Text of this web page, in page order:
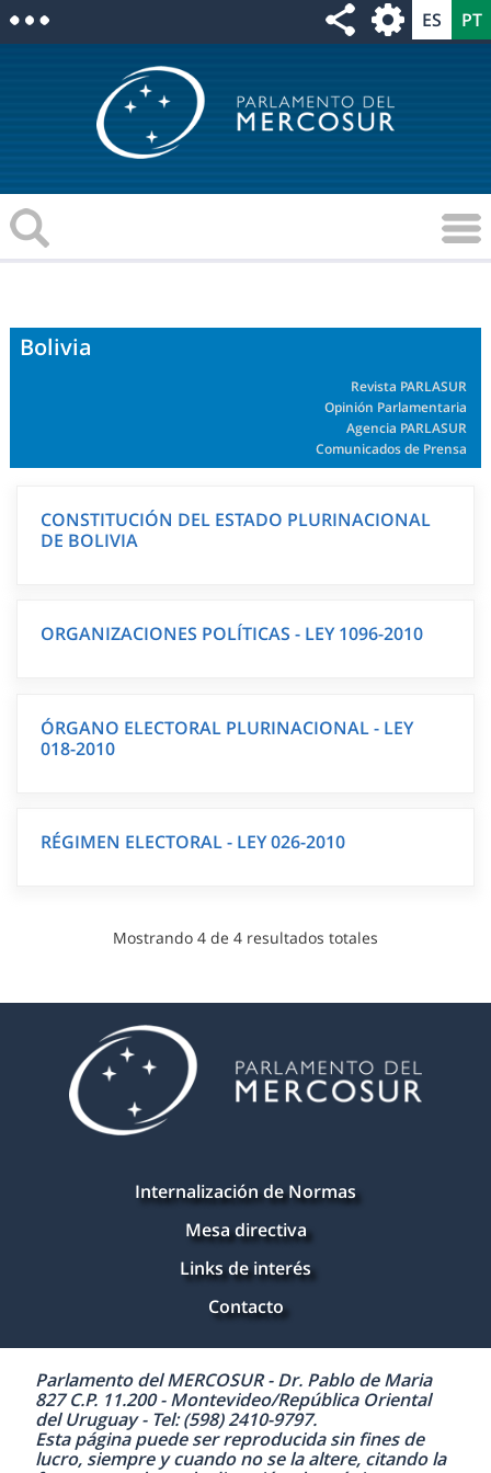
Bolivia
Revista PARLASUR
Opinión Parlamentaria
Agencia PARLASUR
Comunicados de Prensa
CONSTITUCIÓN DEL ESTADO PLURINACIONAL
DE BOLIVIA
ORGANIZACIONES POLÍTICAS - LEY 1096-2010
ÓRGANO ELECTORAL PLURINACIONAL - LEY
018-2010
RÉGIMEN ELECTORAL - LEY 026-2010
Mostrando 4 de 4 resultados totales
Internalización de Normas
Mesa directiva
Links de interés
Contacto
Parlamento del MERCOSUR - Dr. Pablo de Maria
827 C.P. 11.200 - Montevideo/República Oriental
del Uruguay - Tel: (598) 2410-9797.
Esta página puede ser reproducida sin fines de
lucro, siempre y cuando no se la altere, citando la